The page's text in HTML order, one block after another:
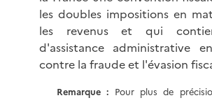
les doubles impositions en
les revenus et qui
d'assistance administrative
contre la fraude et l'évasion
Remarque : Pour plus de